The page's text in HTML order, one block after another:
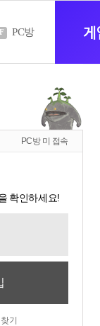
PC방
PC방 미 접속
확인하세요!
기